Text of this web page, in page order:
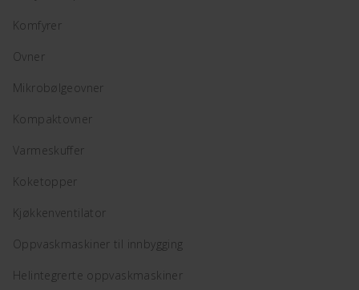
Komfyrer
Ovner
Mikrobølgeovner
Kompaktovner
Varmeskuffer
Koketopper
Kjøkkenventilator
Oppvaskmaskiner til innbygging
Helintegrerte oppvaskmaskiner